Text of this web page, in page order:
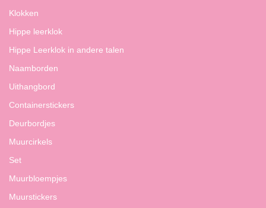
Klokken
Hippe leerklok
Hippe Leerklok in andere talen
Naamborden
Uithangbord
Containerstickers
Deurbordjes
Muurcirkels
Set
Muurbloempjes
Muurstickers